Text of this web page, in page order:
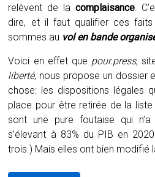
relèvent de la complaisance.
dire, et il faut qualifier ces
sommes au vol en bande
Voici en effet que pour.press,
liberté, nous propose un dossier
chose: les dispositions légales
place pour être retirée de la
sont une pure foutaise qui
s’élevant à 83% du PIB en
trois.) Mais elles ont bien modifié